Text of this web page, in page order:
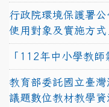
行政院環境保護署
使用對象及實施方
「112年中小學教師
教育部委託國立臺
議題數位教材教學